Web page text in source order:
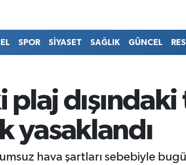
SPOR SİYASET SAĞLIK GÜNCEL
plaj
yasaklandı
hava şartları sebebiyle